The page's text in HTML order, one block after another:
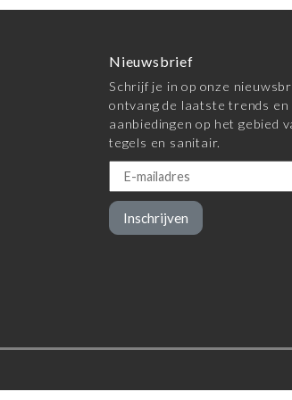
Nieuwsbrief
Schrijf je in op onze
ontvang de laatste trends en
aanbiedingen op het gebied
tegels en sanitair.
Inschrijven